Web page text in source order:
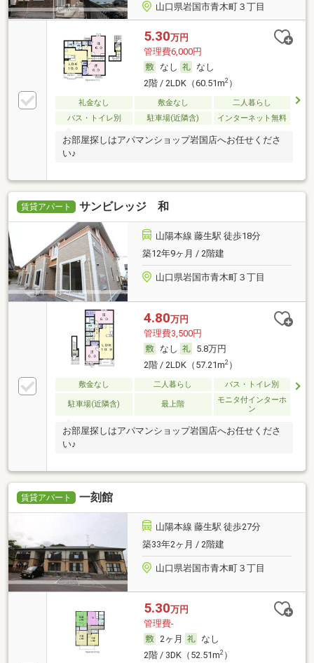
山口県岩国市青木町３丁目
5.30万円
管理費6,000円
なし
なし
2階 / 2LDK（60.51m2）
礼金なし 敷金なし
二人暮らし
バス・トイレ別
駐車場(近隣含) インターネット無料
お部屋探しはアパマンショップ岩国店へお任せくださ
い♪
賃貸アパート サンビレッジ 和
山陽本線 藤生駅 徒歩18分
築12年9ヶ月 / 2階建
山口県岩国市青木町３丁目
4.80万円
管理費3,500円
なし
5.8万円
2階 / 2LDK（57.21m2）
敷金なし 二人暮らし バス・トイレ別
駐車場(近隣含) 最上階
モニタ付インターホ
ン
お部屋探しはアパマンショップ岩国店へお任せくださ
い♪
賃貸アパート 一刻館
山陽本線 藤生駅 徒歩27分
築33年2ヶ月 / 2階建
山口県岩国市青木町３丁目
5.30万円
管理費-
2ヶ月
なし
2階 / 3DK（52.51m2）